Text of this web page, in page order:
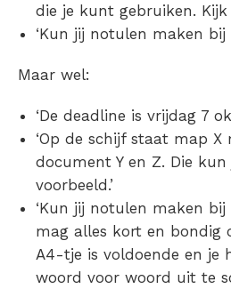
die je kunt gebruiken. Kijk
‘Kun jij notulen maken bij
Maar wel:
‘De deadline is vrijdag 7
‘Op de schijf staat map X
document Y en Z. Die
voorbeeld.’
‘Kun jij notulen maken bij
mag alles kort en bondig
A4-tje is voldoende en je
woord voor woord uit te